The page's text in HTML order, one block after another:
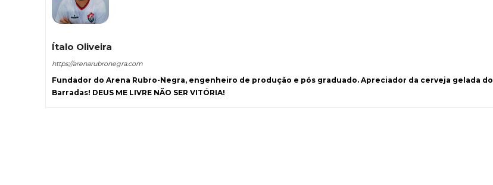
Ítalo Oliveira
https://arenarubronegra.com
Fundador do Arena Rubro-Negra, engenheiro de produção e pós graduado. Apreciador da cerveja gelada do
Barradas! DEUS ME LIVRE NÃO SER VITÓRIA!